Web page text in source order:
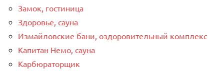
Замок, гостиница
Здоровье, сауна
Измайловские бани, оздоровительный комплекс
Капитан Немо, сауна
Карбюраторщик